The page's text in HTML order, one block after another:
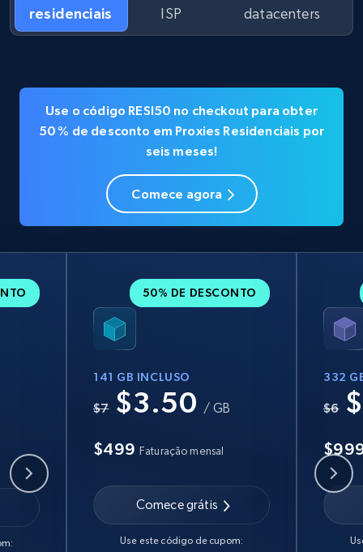
residenciais
ISP
datacenters
Use o código RESI50 no checkout para obter
50 % de desconto em Proxies Residenciais por
seis meses!
Comece agora
50% DE DESCONTO
141 GB INCLUSO
$7 $3.50 / GB
$499 Faturação mensal
Comece grátis
Use este código de cupom:
332
$6